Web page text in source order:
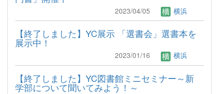
2023/04/05 横浜
【終了しました】YC展示 「選書会」選書本を
展示中！
2023/01/16 横浜
【終了しました】YC図書館ミニセミナー～新
学部について聞いてみよう！～